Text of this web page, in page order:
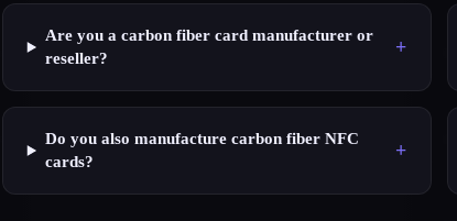
Are you a carbon fiber card manufacturer or
reseller?
+
Do you also manufacture carbon fiber NFC
cards?
+